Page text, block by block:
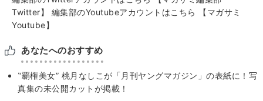
Twitter】
編集部のYoutubeアカウントはこちら
【マガサミ
Youtube】
あなたへのおすすめ
‟覇権美女” 桃月なしこが「月刊ヤングマガジン」の表紙に！写
真集の未公開カットが掲載！